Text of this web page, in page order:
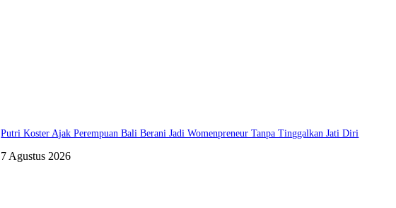
Putri Koster Ajak Perempuan Bali Berani Jadi Womenpreneur Tanpa Tinggalkan Jati Diri
7 Agustus 2026